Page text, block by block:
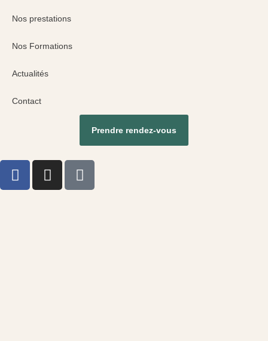
Nos prestations
Nos Formations
Actualités
Contact
Prendre rendez-vous